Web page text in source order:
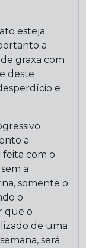
esteja
a
graxa com
deste
e
a
feita com o
a
somente o
o
que o
de uma
será